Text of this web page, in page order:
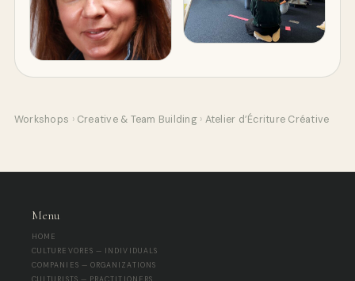
Workshops › Creative & Team Building › Atelier d’Écriture Créative
Menu
HOME
CULTUREVORES — INDIVIDUALS
COMPANIES — ORGANIZATIONS